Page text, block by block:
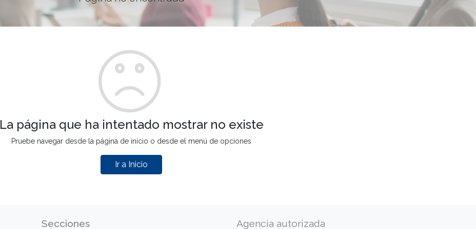
La página que ha intentado mostrar no existe
Pruebe navegar desde la página de inicio o desde el menú de opciones
Ir a Inicio
Secciones Agencia autorizada